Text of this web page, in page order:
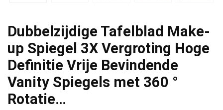
Dubbelzijdige Tafelblad Make-
up Spiegel 3X Vergroting Hoge
Definitie Vrije Bevindende
Vanity Spiegels met 360 °
Rotatie…